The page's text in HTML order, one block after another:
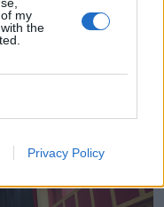
my
the
Privacy Policy
Infantil de Azevedo à